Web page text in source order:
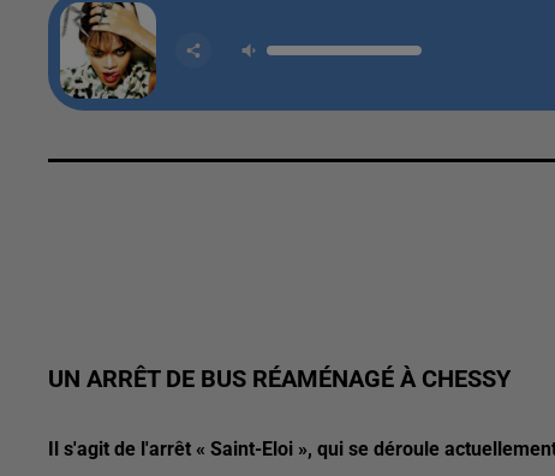
UN ARRÊT DE BUS RÉAMÉNAGÉ À CHESSY
Il s'agit de l'arrêt « Saint-Eloi », qui se déroule